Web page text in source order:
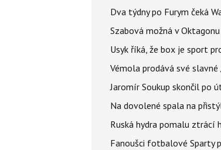
Dva týdny po Furym čeká
Szabová možná v
Usyk říká, že box je sport
Vémola prodává své slavné
Jaromír Soukup skončil po
Na dovolené spala na
Ruská hydra pomalu ztrácí
Fanoušci fotbalové Sparty